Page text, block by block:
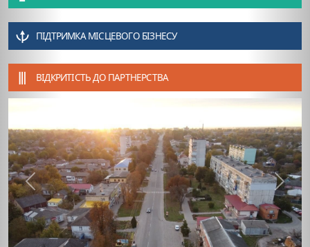
ПІДТРИМКА МІСЦЕВОГО БІЗНЕСУ
ВІДКРИТІСТЬ ДО ПАРТНЕРСТВА
Previous Next